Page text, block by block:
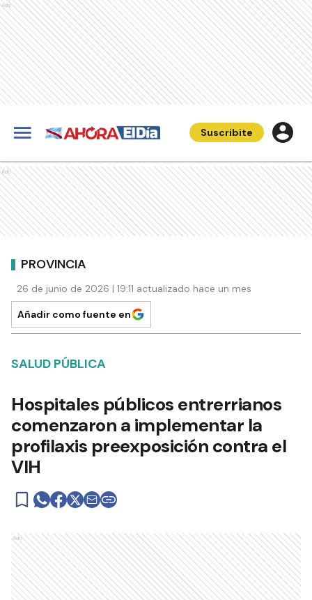
Ads
Suscribite
Ads
PROVINCIA
26 de junio de 2026 | 19:11 actualizado hace un mes
Añadir como fuente en
SALUD PÚBLICA
Hospitales públicos entrerrianos
comenzaron a implementar la
profilaxis preexposición contra el
VIH
Ads